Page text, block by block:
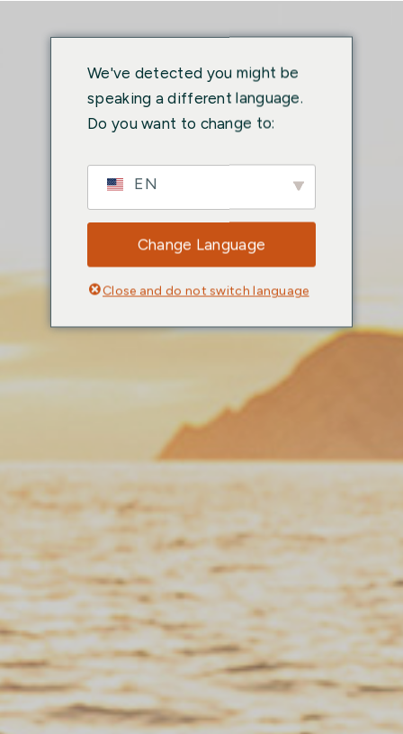
We've detected you might be
speaking a different language.
Do you want to change to:
EN
Change Language
Close and do not switch language